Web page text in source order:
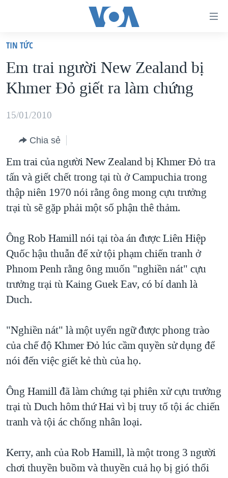
truy
cập
Tới
dung
chính
điều
hướng
chính
Đi
"Tìm"
VIỆT NAM
HOA KỲ
BIỂN ĐÔNG
BLOG
DIỄN ĐÀN
MỤC
TỰ DO BÁO CHÍ
NGƯỜI VIỆT HẢI NGOẠI
ĐỜI SỐNG
KHOA HỌC
VĂN HOÁ
THỂ THAO
GIÁO DỤC
CHUYÊN ĐỀ
HÀNH TRÌNH BẦU CỬ 2024
MỘT NĂM CHIẾN TRANH TẠI DẢI GAZA
GIẢI MÃ VÀNH ĐAI & CON ĐƯỜNG
NGÀY TỊ NẠN THẾ GIỚI
GROUND ZERO – XƯA VÀ NAY
CHI PHÍ CHIẾN TRANH AFGHANISTAN
THƯỢNG ĐỈNH TRUMP-KIM TẠI VIỆT NAM
TRỊNH VĨNH BÌNH VS. CHÍNH PHỦ VIỆT NAM
BÊN KIA QUỐC LỘ: TIẾNG VỌNG TỪ NÔNG THÔN MỸ
QUAN HỆ VIỆT MỸ
VIDEO
NGHE
MẠNG XÃ HỘI
Ngôn ngữ khác
TIN TỨC
Em trai người New Zealand bị
Khmer Đỏ giết ra làm chứng
15/01/2010
Chia sẻ
Em trai của người New Zealand bị Khmer Đỏ tra
tấn và giết chết trong tại tù ở Campuchia trong
thập niên 1970 nói rằng ông mong cựu trưởng
trại tù sẽ gặp phải một số phận thê thảm.
Ông Rob Hamill nói tại tòa án được Liên Hiệp
Quốc hậu thuẫn để xử tội phạm chiến tranh ở
Phnom Penh rằng ông muốn "nghiền nát" cựu
trưởng trại tù Kaing Guek Eav, có bí danh là
Duch.
"Nghiền nát" là một uyển ngữ được phong trào
của chế độ Khmer Đỏ lúc cầm quyền sử dụng để
nói đến việc giết kẻ thù của họ.
Ông Hamill đã làm chứng tại phiên xử cựu trưởng
trại tù Duch hôm thứ Hai vì bị truy tố tội ác chiến
tranh và tội ác chống nhân loại.
Kerry, anh của Rob Hamill, là một trong 3 người
chơi thuyền buồm và thuyền cuả họ bị gió thổi